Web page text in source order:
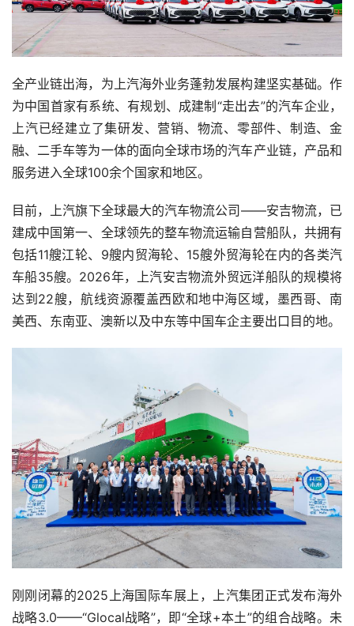
全产业链出海，为上汽海外业务蓬勃发展构建坚实基础。作
为中国首家有系统、有规划、成建制“走出去”的汽车企业，
上汽已经建立了集研发、营销、物流、零部件、制造、金
融、二手车等为一体的面向全球市场的汽车产业链，产品和
服务进入全球100余个国家和地区。
目前，上汽旗下全球最大的汽车物流公司——安吉物流，已
建成中国第一、全球领先的整车物流运输自营船队，共拥有
包括11艘江轮、9艘内贸海轮、15艘外贸海轮在内的各类汽
车船35艘。2026年，上汽安吉物流外贸远洋船队的规模将
达到22艘，航线资源覆盖西欧和地中海区域，墨西哥、南
美西、东南亚、澳新以及中东等中国车企主要出口目的地。
刚刚闭幕的2025上海国际车展上，上汽集团正式发布海外
战略3.0——“Glocal战略”，即“全球+本土”的组合战略。未